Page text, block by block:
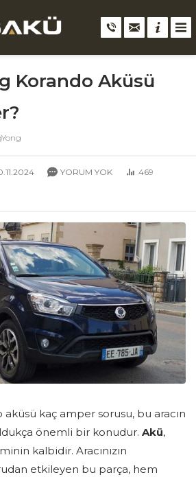
Korando Aküsü
YORUM YOK 469
aküsü kaç amper sorusu, bu aracın
önemli bir konudur. Akü,
kalbidir. Aracınızın
etkileyen bu parça, hem